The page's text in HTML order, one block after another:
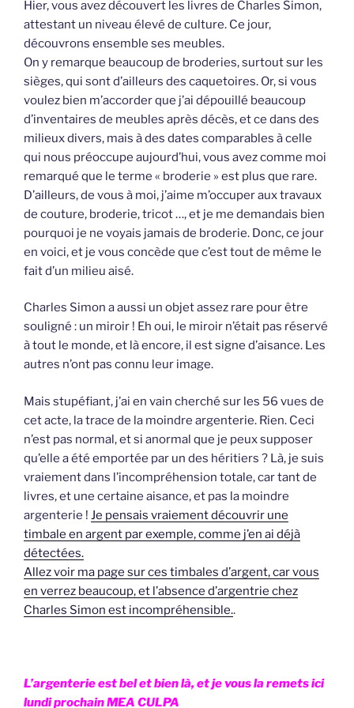
Hier, vous avez découvert les livres de Charles Simon,
attestant un niveau élevé de culture. Ce jour,
découvrons ensemble ses meubles.
On y remarque beaucoup de broderies, surtout sur les
sièges, qui sont d’ailleurs des caquetoires. Or, si vous
voulez bien m’accorder que j’ai dépouillé beaucoup
d’inventaires de meubles après décès, et ce dans des
milieux divers, mais à des dates comparables à celle
qui nous préoccupe aujourd’hui, vous avez comme moi
remarqué que le terme « broderie » est plus que rare.
D’ailleurs, de vous à moi, j’aime m’occuper aux travaux
de couture, broderie, tricot …, et je me demandais bien
pourquoi je ne voyais jamais de broderie. Donc, ce jour
en voici, et je vous concède que c’est tout de même le
fait d’un milieu aisé.
Charles Simon a aussi un objet assez rare pour être
souligné : un miroir ! Eh oui, le miroir n’était pas réservé
à tout le monde, et là encore, il est signe d’aisance. Les
autres n’ont pas connu leur image.
Mais stupéfiant, j’ai en vain cherché sur les 56 vues de
cet acte, la trace de la moindre argenterie. Rien. Ceci
n’est pas normal, et si anormal que je peux supposer
qu’elle a été emportée par un des héritiers ? Là, je suis
vraiement dans l’incompréhension totale, car tant de
livres, et une certaine aisance, et pas la moindre
argenterie ! Je pensais vraiement découvrir une
timbale en argent par exemple, comme j’en ai déjà
détectées.
Allez voir ma page sur ces timbales d’argent, car vous
en verrez beaucoup, et l’absence d’argentrie chez
Charles Simon est incompréhensible..
L’argenterie est bel et bien là, et je vous la remets ici
lundi prochain MEA CULPA